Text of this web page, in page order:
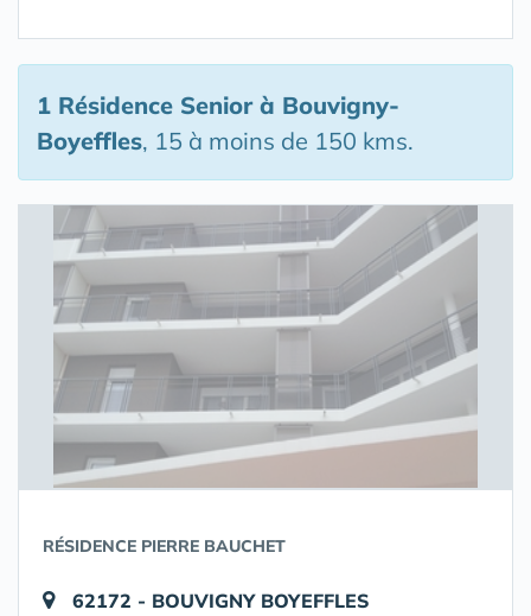
1 Résidence Seniorà Bouvigny-
Boyeffles, 15 à moins de 150 kms.
RÉSIDENCE PIERRE BAUCHET
62172 - BOUVIGNY BOYEFFLES